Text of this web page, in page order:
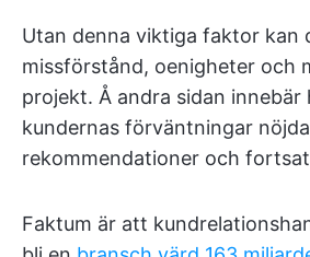
Utan denna viktiga faktor kan
missförstånd, oenigheter och
projekt. Å andra sidan innebär
kundernas förväntningar
rekommendationer och
Faktum är att